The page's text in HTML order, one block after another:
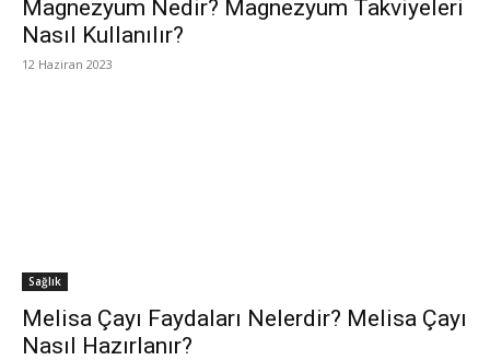
Magnezyum Nedir? Magnezyum Takviyeleri
Nasıl Kullanılır?
12 Haziran 2023
Sağlık
Melisa Çayı Faydaları Nelerdir? Melisa Çayı
Nasıl Hazırlanır?